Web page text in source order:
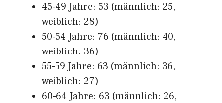
45-49 Jahre: 53 (männlich: 25,
weiblich: 28)
50-54 Jahre: 76 (männlich: 40,
weiblich: 36)
55-59 Jahre: 63 (männlich: 36,
weiblich: 27)
60-64 Jahre: 63 (männlich: 26,